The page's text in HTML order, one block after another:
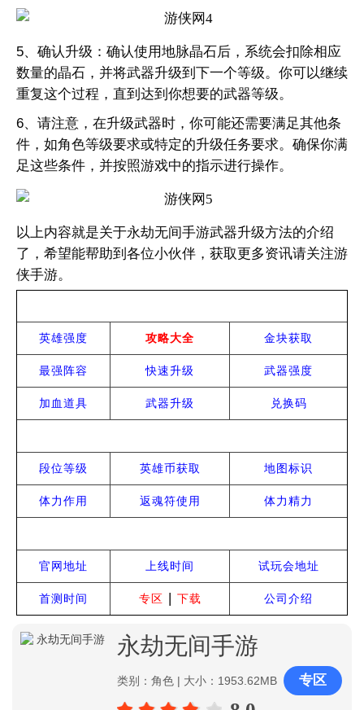
5、确认升级：确认使用地脉晶石后，系统会扣除相应
数量的晶石，并将武器升级到下一个等级。你可以继续
重复这个过程，直到达到你想要的武器等级。
6、请注意，在升级武器时，你可能还需要满足其他条
件，如角色等级要求或特定的升级任务要求。确保你满
足这些条件，并按照游戏中的指示进行操作。
以上内容就是关于永劫无间手游武器升级方法的介绍
了，希望能帮助到各位小伙伴，获取更多资讯请关注游
侠手游。
英雄强度 攻略大全 金块获取
最强阵容 快速升级 武器强度
加血道具 武器升级 兑换码
段位等级 英雄币获取 地图标识
体力作用 返魂符使用 体力精力
官网地址 上线时间 试玩会地址
首测时间 专区 | 下载 公司介绍
永劫无间手游
类别：角色 | 大小：1953.62MB 专区